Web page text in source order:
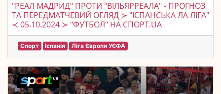
"РЕАЛ МАДРИД" ПРОТИ "ВІЛЬЯРРЕАЛА" - ПРОГНОЗ
ТА ПЕРЕДМАТЧЕВИЙ ОГЛЯД ≻ "ІСПАНСЬКА ЛА ЛІГА"
≺ 05.10.2024 ≻ "ФУТБОЛ" НА СПОРТ.UA
Спорт Іспанія Ліга Європи УЄФА